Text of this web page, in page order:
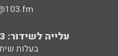
עלייה לשידור: 0552-103-103
בעלות